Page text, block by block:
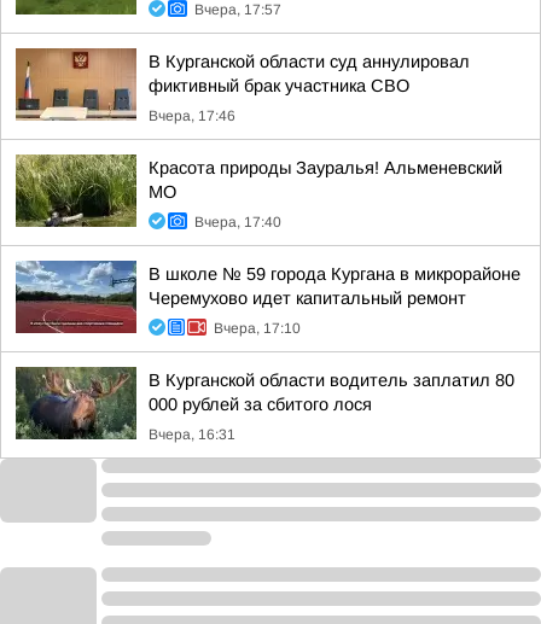
Вчера, 17:57
В Курганской области суд аннулировал
фиктивный брак участника СВО
Вчера, 17:46
Красота природы Зауралья! Альменевский
МО
Вчера, 17:40
В школе № 59 города Кургана в микрорайоне
Черемухово идет капитальный ремонт
Вчера, 17:10
В Курганской области водитель заплатил 80
000 рублей за сбитого лося
Вчера, 16:31